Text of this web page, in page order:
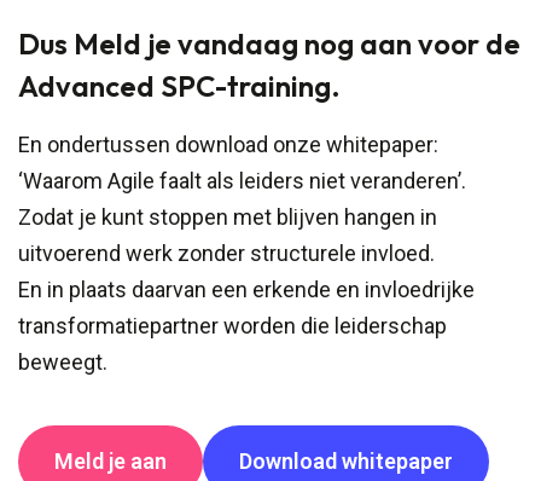
Dus Meld je vandaag nog aan voor de
Advanced SPC-training.
En ondertussen download onze whitepaper:
‘Waarom Agile faalt als leiders niet veranderen’.
Zodat je kunt stoppen met blijven hangen in
uitvoerend werk zonder structurele invloed.
En in plaats daarvan een erkende en invloedrijke
transformatiepartner worden die leiderschap
beweegt.
Meld je aan Download whitepaper